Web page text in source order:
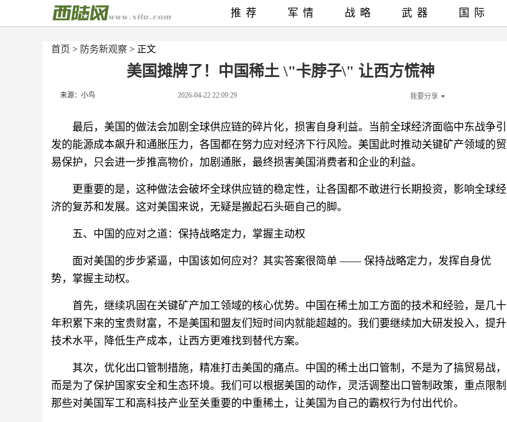
首页 > 防务新观察 > 正文
美国摊牌了！中国稀土 \"卡脖子\" 让西方慌神
来源：小鸟 2026-04-22 22:09:29 我要分享
最后，美国的做法会加剧全球供应链的碎片化，损害自身利益。当前全球经济面临中东战争引
发的能源成本飙升和通胀压力，各国都在努力应对经济下行风险。美国此时推动关键矿产领域的贸
易保护，只会进一步推高物价，加剧通胀，最终损害美国消费者和企业的利益。
更重要的是，这种做法会破坏全球供应链的稳定性，让各国都不敢进行长期投资，影响全球经
济的复苏和发展。这对美国来说，无疑是搬起石头砸自己的脚。
五、中国的应对之道：保持战略定力，掌握主动权
面对美国的步步紧逼，中国该如何应对？其实答案很简单 —— 保持战略定力，发挥自身优
势，掌握主动权。
首先，继续巩固在关键矿产加工领域的核心优势。中国在稀土加工方面的技术和经验，是几十
年积累下来的宝贵财富，不是美国和盟友们短时间内就能超越的。我们要继续加大研发投入，提升
技术水平，降低生产成本，让西方更难找到替代方案。
其次，优化出口管制措施，精准打击美国的痛点。中国的稀土出口管制，不是为了搞贸易战，
而是为了保护国家安全和生态环境。我们可以根据美国的动作，灵活调整出口管制政策，重点限制
那些对美国军工和高科技产业至关重要的中重稀土，让美国为自己的霸权行为付出代价。
推荐 军情 战略 武器 国际